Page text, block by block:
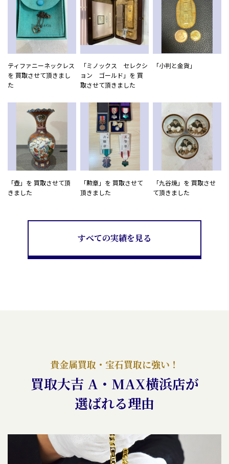
ティファニーネックレス
を 買取させて頂きまし
た
「ミノックス セレクシ
ョン ゴールド」を 買
取させて頂きました
「小判と金貨」
「壺」を 買取させて頂
きました
「勲章」を 買取させて
頂きました
「九谷焼」を 買取させ
て頂きました
すべての実績を見る
貴金属買取・宝石買取に強い！
買取大吉 A・MAX横浜店が
選ばれる理由